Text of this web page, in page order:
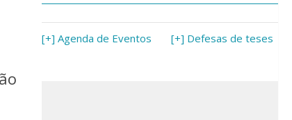
[+] Agenda de Eventos [+] Defesas de teses